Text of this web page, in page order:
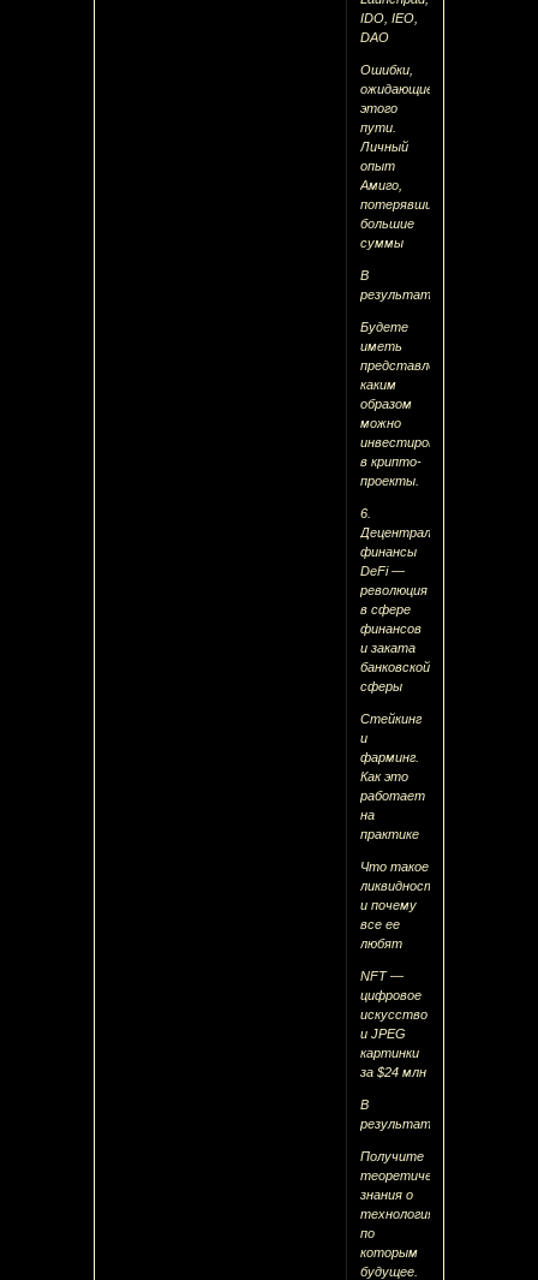
IDO, IEO,
DAO
Ошибки,
ожидающие
этого
пути.
Личный
опыт
Амиго,
потерявший
большие
суммы
В
результаті
Будете
иметь
представление
каким
образом
можно
инвестировать
в крипто-
проекты.
6.
Децентрализованные
финансы
DeFi —
революция
в сфере
финансов
и заката
банковской
сферы
Стейкинг
и
фарминг.
Как это
работает
на
практике
Что такое
ликвидность
и почему
все ее
любят
NFT —
цифровое
искусство
и JPEG
картинки
за $24 млн
В
результаті
Получите
теоретические
знания о
технологиях,
по
которым
будущее.